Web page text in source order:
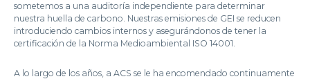
sometemos a una auditoría independiente para determinar
nuestra huella de carbono. Nuestras emisiones de GEI se reducen
introduciendo cambios internos y asegurándonos de tener la
certificación de la Norma Medioambiental ISO 14001.
A lo largo de los años, a ACS se le ha encomendado continuamente